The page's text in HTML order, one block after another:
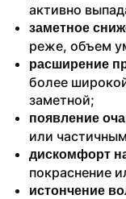
активно
заметное
реже, объем
расширение
более
заметной;
появление
или
дискомфорт
покраснение
истончение